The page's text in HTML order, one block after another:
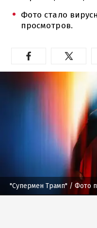
Фото стало
просмотров.
"Супермен Трамп" / Фото